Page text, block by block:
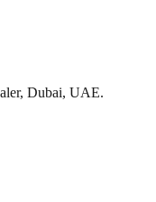
Dubai, UAE.